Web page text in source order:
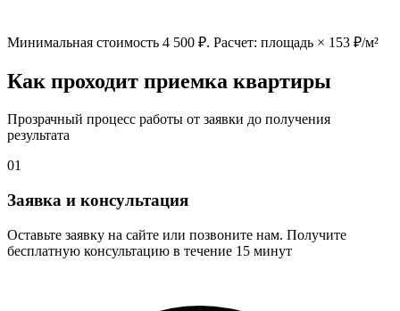
Минимальная стоимость 4 500 ₽. Расчет: площадь × 153 ₽/м²
Как проходит приемка квартиры
Прозрачный процесс работы от заявки до получения
результата
01
Заявка и консультация
Оставьте заявку на сайте или позвоните нам. Получите
бесплатную консультацию в течение 15 минут